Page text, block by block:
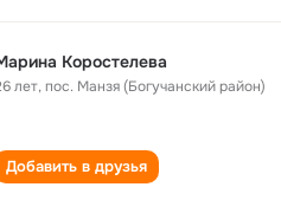
Коростелева
лет,пос. Манзя (Богучанский район)
Добавить в друзья